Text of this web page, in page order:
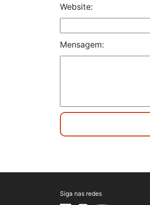
Website:
Mensagem:
Siga nas redes